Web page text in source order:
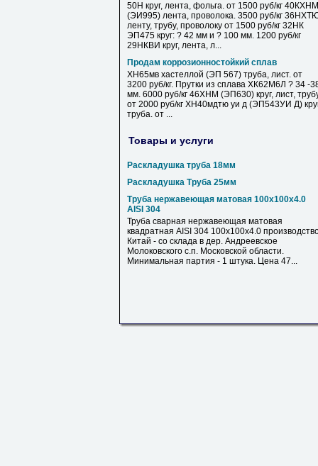
50Н круг, лента, фольга. от 1500 руб/кг 40КХНМ
(ЭИ995) лента, проволока. 3500 руб/кг
ленту, трубу, проволоку от 1500 руб/кг 32НК
ЭП475 круг: ? 42 мм и ? 100 мм. 1200 руб/кг
29НКВИ круг, лента, л...
Продам коррозионностойкий сплав
ХН65мв хастеллой (ЭП 567) труба, лист. от
3200 руб/кг. Прутки из сплава ХК62М6Л ? 34 -
мм. 6000 руб/кг 46ХНМ (ЭП630) круг, лист,
от 2000 руб/кг ХН40мдтю уи д (ЭП543УИ Д)
труба. от ...
Товары и услуги
Раскладушка труба 18мм
Раскладушка Труба 25мм
Труба нержавеющая матовая 100х100х4.0
AISI 304
Труба сварная нержавеющая матовая
квадратная AISI 304 100х100х4.0
Китай - со склада в дер. Андреевское
Молоковского с.п. Московской области.
Минимальная партия - 1 штука. Цена 47...